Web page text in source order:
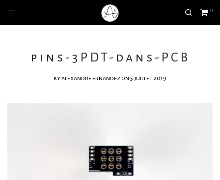
0
pins-3PDT-dans-PCB
byalexandre ernandez on 5 juillet 2019